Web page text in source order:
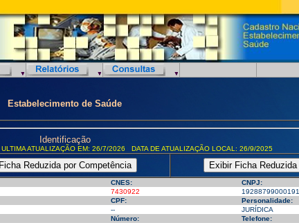
Estabelecimento de Saúde
Identificação
ULTIMA ATUALIZAÇÃO EM: 26/7/2026 DATA DE ATUALIZAÇÃO LOCAL: 26/9/2025
CNES:
CNPJ:
7430922
19288799000191
CPF:
Personalidade:
--
JURÍDICA
Número:
Telefone: